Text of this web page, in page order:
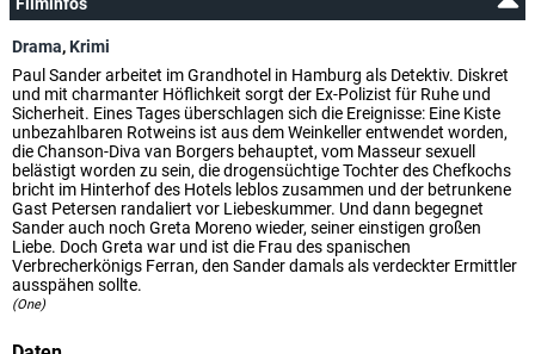
Drama,Krimi
Paul Sander arbeitet im Grandhotel in Hamburg als Detektiv. Diskret
und mit charmanter Höflichkeit sorgt der Ex-Polizist für Ruhe und
Sicherheit. Eines Tages überschlagen sich die Ereignisse: Eine Kiste
unbezahlbaren Rotweins ist aus dem Weinkeller entwendet worden,
die Chanson-Diva van Borgers behauptet, vom Masseur sexuell
belästigt worden zu sein, die drogensüchtige Tochter des Chefkochs
bricht im Hinterhof des Hotels leblos zusammen und der betrunkene
Gast Petersen randaliert vor Liebeskummer. Und dann begegnet
Sander auch noch Greta Moreno wieder, seiner einstigen großen
Liebe. Doch Greta war und ist die Frau des spanischen
Verbrecherkönigs Ferran, den Sander damals als verdeckter Ermittler
ausspähen sollte.
(One)